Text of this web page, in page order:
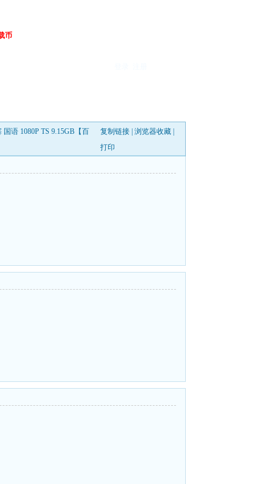
币
语 1080P TS 9.15GB【百
复制链接| 浏览器收藏|
打印